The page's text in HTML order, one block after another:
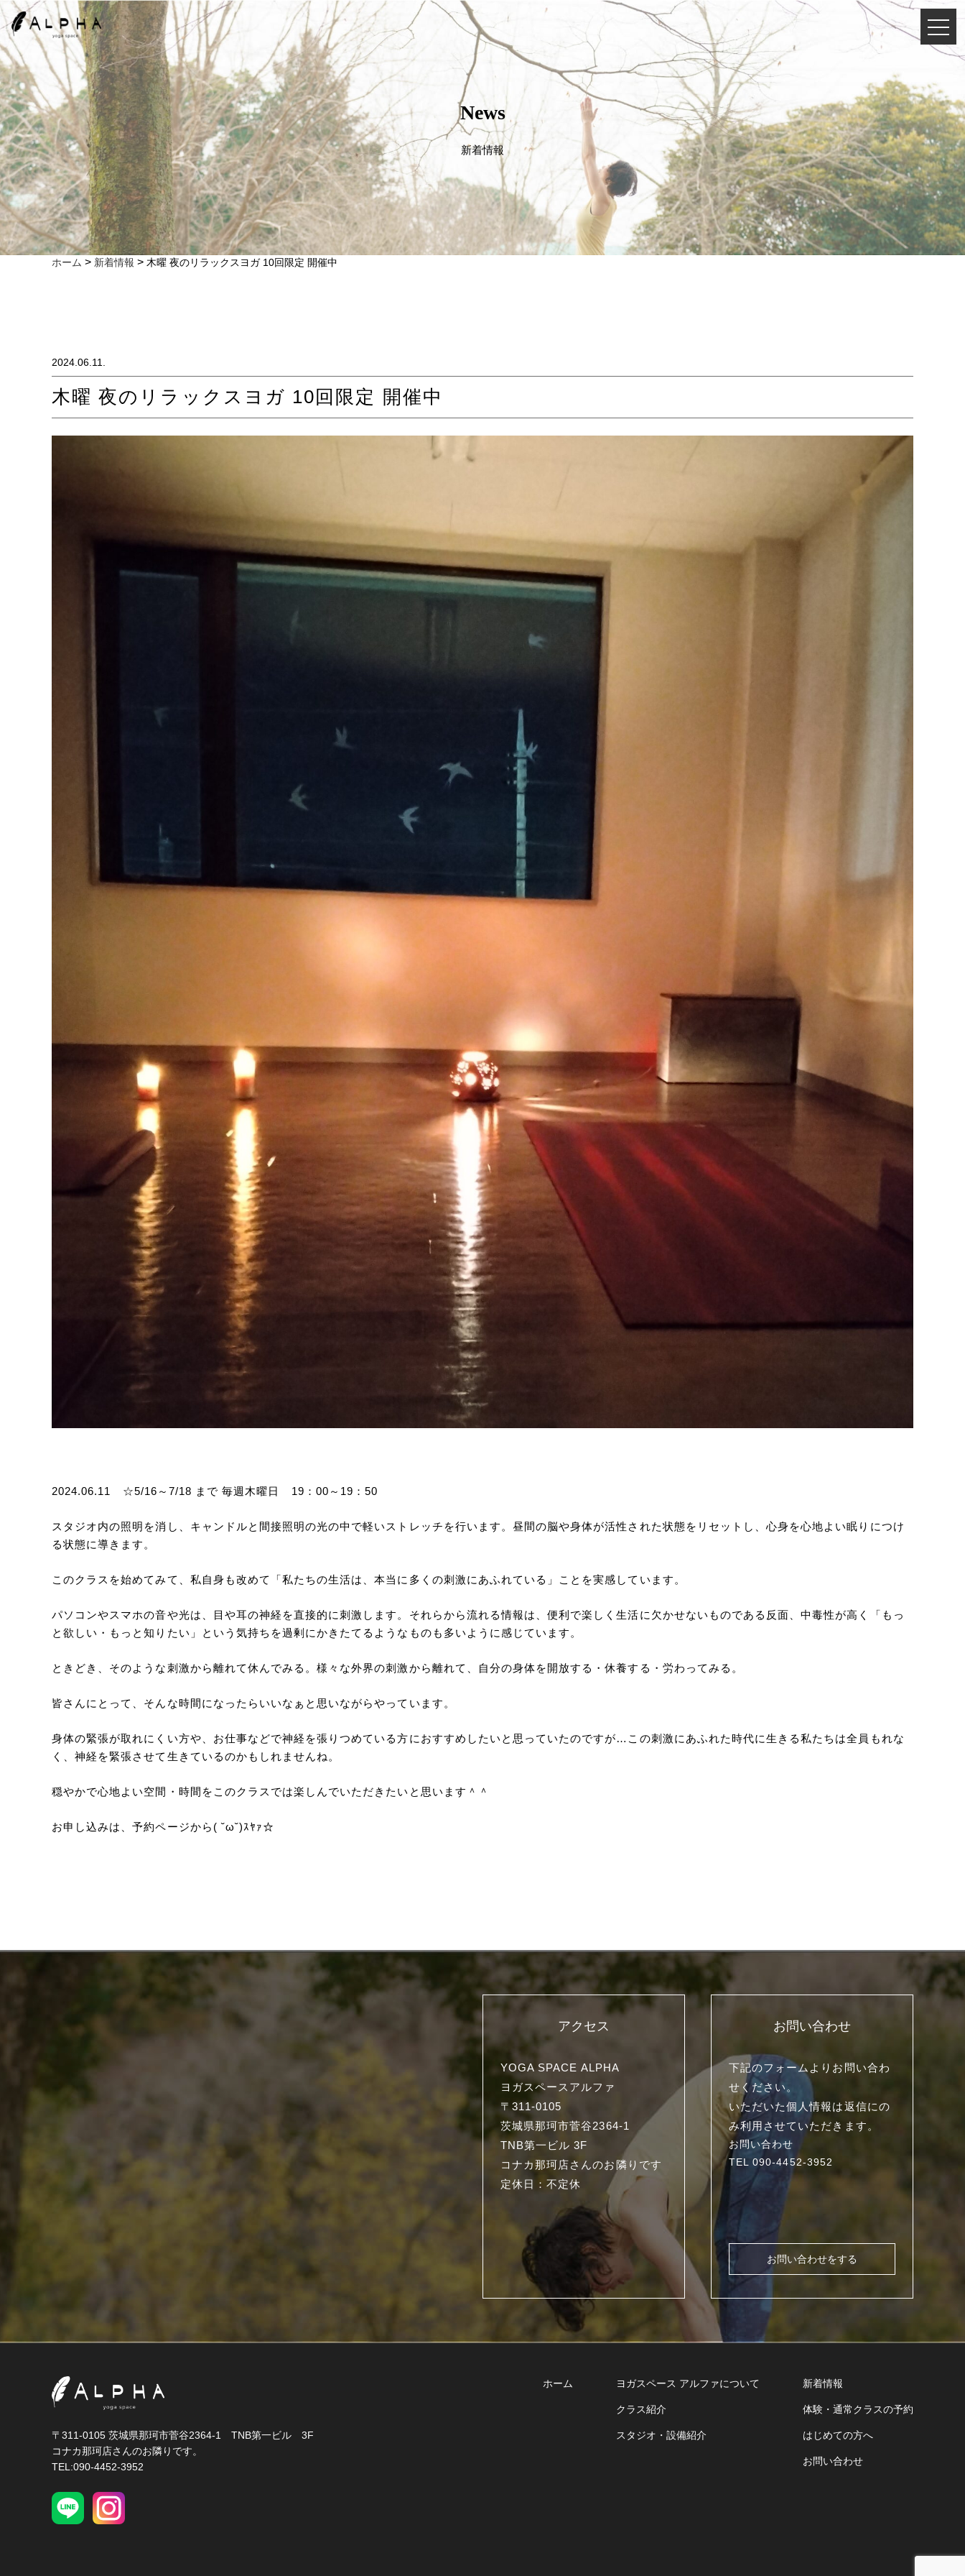
News
新着情報
ホーム > 新着情報 > 木曜 夜のリラックスヨガ 10回限定 開催中
2024.06.11.
木曜 夜のリラックスヨガ 10回限定 開催中
2024.06.11 ☆5/16～7/18 まで 毎週木曜日 19：00～19：50
スタジオ内の照明を消し、キャンドルと間接照明の光の中で軽いストレッチを行います。昼間の脳や身体が活性された状態をリセットし、心身を心地よい眠りにつけ
る状態に導きます。
このクラスを始めてみて、私自身も改めて「私たちの生活は、本当に多くの刺激にあふれている」ことを実感しています。
パソコンやスマホの音や光は、目や耳の神経を直接的に刺激します。それらから流れる情報は、便利で楽しく生活に欠かせないものである反面、中毒性が高く「もっ
と欲しい・もっと知りたい」という気持ちを過剰にかきたてるようなものも多いように感じています。
ときどき、そのような刺激から離れて休んでみる。様々な外界の刺激から離れて、自分の身体を開放する・休養する・労わってみる。
皆さんにとって、そんな時間になったらいいなぁと思いながらやっています。
身体の緊張が取れにくい方や、お仕事などで神経を張りつめている方におすすめしたいと思っていたのですが…この刺激にあふれた時代に生きる私たちは全員もれな
く、神経を緊張させて生きているのかもしれませんね。
穏やかで心地よい空間・時間をこのクラスでは楽しんでいただきたいと思います＾＾
お申し込みは、予約ページから( ˘ω˘)ｽﾔｧ☆
アクセス
YOGA SPACE ALPHA
ヨガスペースアルファ
〒311-0105
茨城県那珂市菅谷2364-1
TNB第一ビル 3F
コナカ那珂店さんのお隣りです
定休日：不定休
お問い合わせ
下記のフォームよりお問い合わ
せください。
いただいた個人情報は返信にの
み利用させていただきます。
お問い合わせ
TEL 090-4452-3952
お問い合わせをする
〒311-0105 茨城県那珂市菅谷2364-1 TNB第一ビル 3F
コナカ那珂店さんのお隣りです。
TEL:090-4452-3952
ホーム ヨガスペース アルファについて
クラス紹介
スタジオ・設備紹介
新着情報
体験・通常クラスの予約
はじめての方へ
お問い合わせ